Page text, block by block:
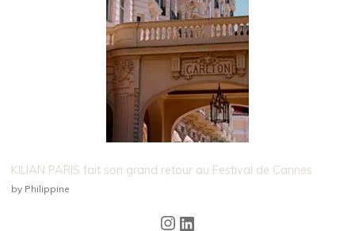
KILIAN PARIS fait son grand retour au Festival de Cannes
by Philippine
Instagram
LinkedIn